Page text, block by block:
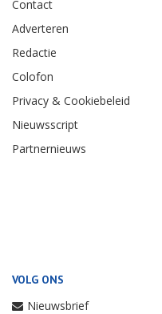
Contact
Adverteren
Redactie
Colofon
Privacy & Cookiebeleid
Nieuwsscript
Partnernieuws
VOLG ONS
Nieuwsbrief